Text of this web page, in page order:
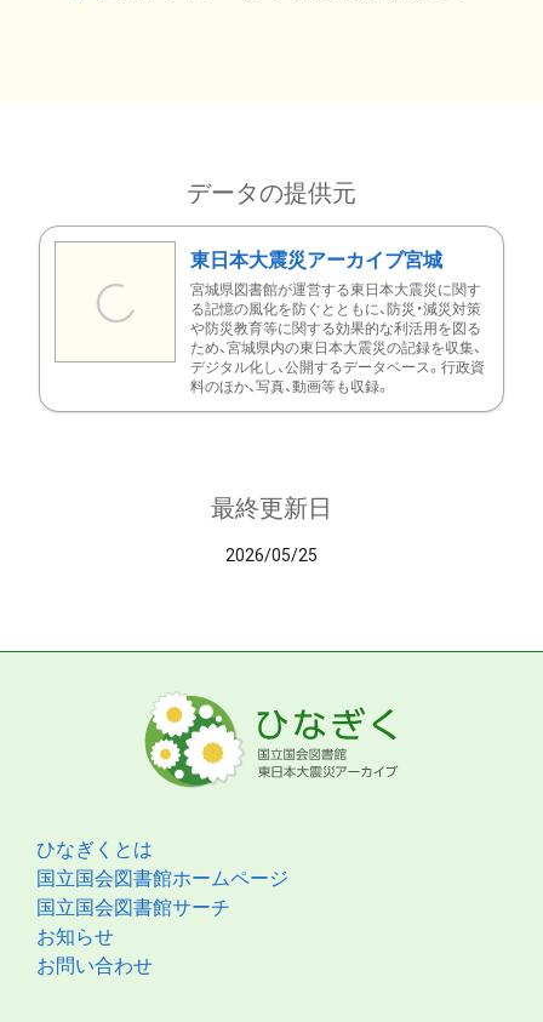
データの提供元
東日本大震災アーカイブ宮城
宮城県図書館が運営する東日本大震災に関す
る記憶の風化を防ぐとともに、防災・減災対策
や防災教育等に関する効果的な利活用を図る
ため、宮城県内の東日本大震災の記録を収集、
デジタル化し、公開するデータベース。行政資
料のほか、写真、動画等も収録。
最終更新日
2026/05/25
ひなぎくとは
国立国会図書館ホームページ
国立国会図書館サーチ
お知らせ
お問い合わせ